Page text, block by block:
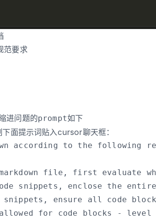
范要求
进问题的prompt如下
面提示词贴入cursor聊天框：